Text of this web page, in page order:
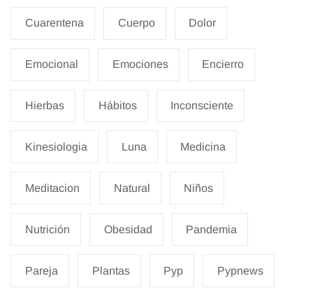
Cuarentena Cuerpo Dolor
Emocional Emociones Encierro
Hierbas Hábitos Inconsciente
Kinesiologia Luna Medicina
Meditacion Natural Niños
Nutrición Obesidad Pandemia
Pareja Plantas Pyp Pypnews